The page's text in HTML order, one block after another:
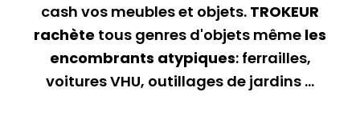
cash vos meubles et objets. TROKEUR
rachète tous genres d'objets même les
encombrants atypiques: ferrailles,
voitures VHU, outillages de jardins ...